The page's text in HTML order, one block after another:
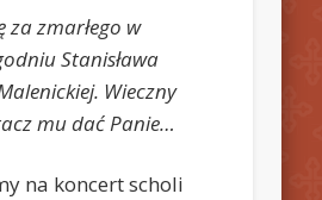
za zmarłego w
Stanisława
Wieczny
mu dać Panie…
na koncert scholi